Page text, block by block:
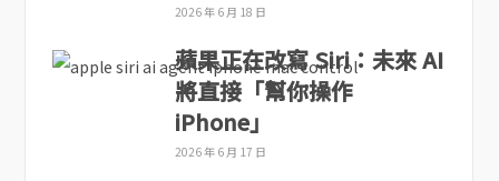
2026 年 6 月 18 日
蘋果正在改寫 Siri：未來 AI
將直接「幫你操作
iPhone」
2026 年 6 月 17 日